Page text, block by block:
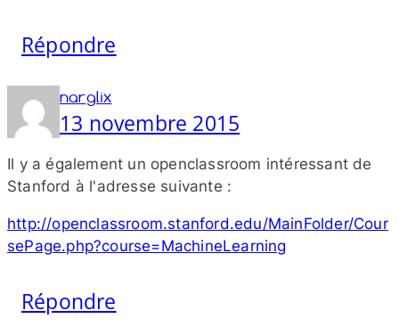
Répondre
narglix
13 novembre 2015
Il y a également un openclassroom intéressant de
Stanford à l'adresse suivante :
http://​openclassroom​.stanford​.edu/​M​a​i​n​F​o​l​d​e​r​/​C​o​u​r​
s​e​P​a​g​e​.​p​h​p​?​c​o​u​r​s​e​=​M​a​c​h​i​n​e​L​e​a​r​n​ing
Répondre